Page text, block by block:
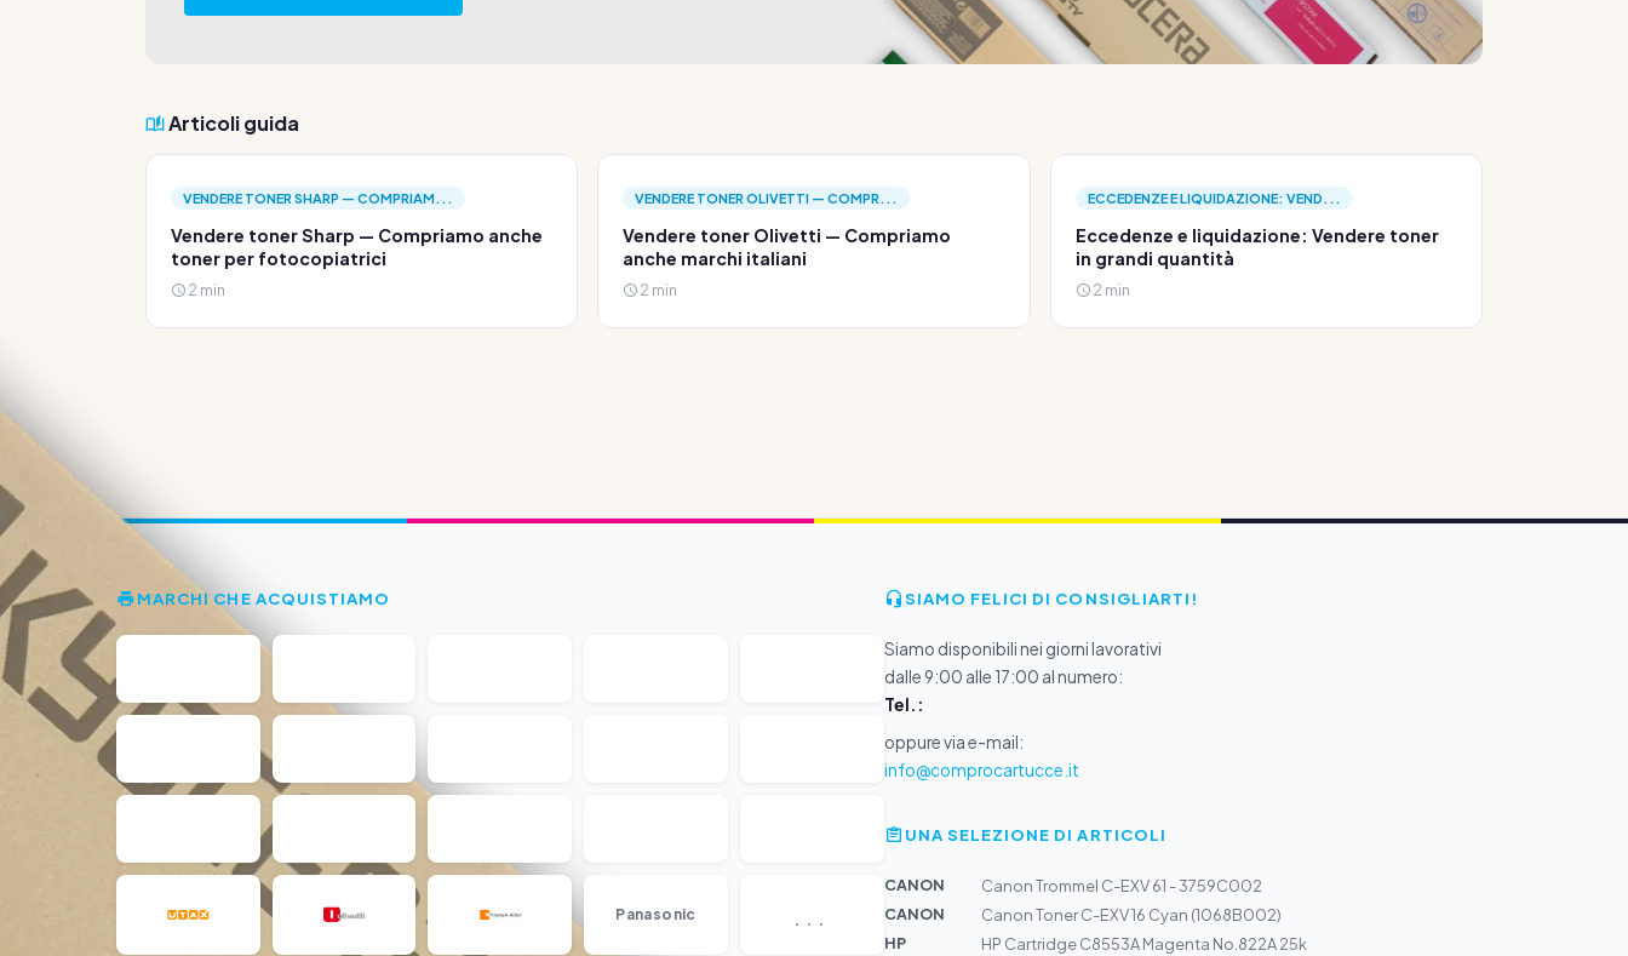
Articoli guida
VENDERE TONER SHARP — COMPRIAM...
Vendere toner Sharp — Compriamo anche
toner per fotocopiatrici
2 min
VENDERE TONER OLIVETTI — COMPR...
Vendere toner Olivetti — Compriamo
anche marchi italiani
2 min
ECCEDENZE E LIQUIDAZIONE: VEND...
Eccedenze e liquidazione: Vendere toner
in grandi quantità
2 min
MARCHI CHE ACQUISTIAMO
Panasonic ...
SIAMO FELICI DI CONSIGLIARTI!
Siamo disponibili nei giorni lavorativi
dalle 9:00 alle 17:00 al numero:
Tel.:
oppure via e-mail:
info@comprocartucce.it
UNA SELEZIONE DI ARTICOLI
CANON
Canon Trommel C-EXV 61 - 3759C002
CANON
Canon Toner C-EXV 16 Cyan (1068B002)
HP
HP Cartridge C8553A Magenta No.822A 25k